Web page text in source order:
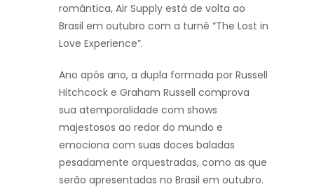
romântica, Air Supply está de volta ao
Brasil em outubro com a turnê “The Lost in
Love Experience”.
Ano após ano, a dupla formada por Russell
Hitchcock e Graham Russell comprova
sua atemporalidade com shows
majestosos ao redor do mundo e
emociona com suas doces baladas
pesadamente orquestradas, como as que
serão apresentadas no Brasil em outubro.